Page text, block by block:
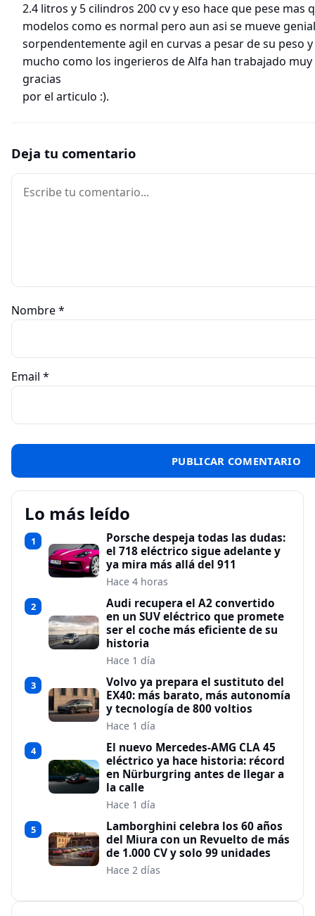
2.4 litros y 5 cilindros 200 cv y eso hace que pese mas
modelos como es normal pero aun asi se mueve
sorpendentemente agil en curvas a pesar de su peso
mucho como los ingerieros de Alfa han trabajado
gracias
por el articulo :).
Deja tu comentario
Comentario
Nombre*
Email *
Lo más leído
1
Porsche despeja todas las dudas:
el 718 eléctrico sigue adelante y
ya mira más allá del 911
Hace 4 horas
2
Audi recupera el A2 convertido
en un SUV eléctrico que promete
ser el coche más eficiente de su
historia
Hace 1 día
3
Volvo ya prepara el sustituto del
EX40: más barato, más autonomía
y tecnología de 800 voltios
Hace 1 día
4
El nuevo Mercedes-AMG CLA 45
eléctrico ya hace historia: récord
en Nürburgring antes de llegar a
la calle
Hace 1 día
5
Lamborghini celebra los 60 años
del Miura con un Revuelto de más
de 1.000 CV y solo 99 unidades
Hace 2 días